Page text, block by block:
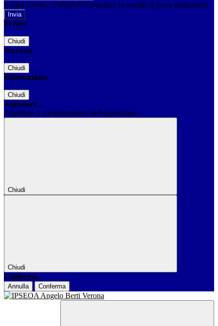
E-mail inviata, si prega di controllare la casella di posta elettronica!
Errore
Chiudi
Successo
Chiudi
Informazione
Chiudi
Attendere...
Attendere il completamento dell'operazione...
Chiudi
Chiudi
Conferma
Annulla Conferma